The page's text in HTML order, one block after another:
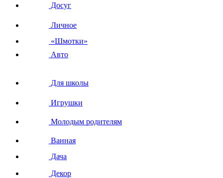
Досуг
Личное
«Шмотки»
Авто
Для школы
Игрушки
Молодым родителям
Ванная
Дача
Декор